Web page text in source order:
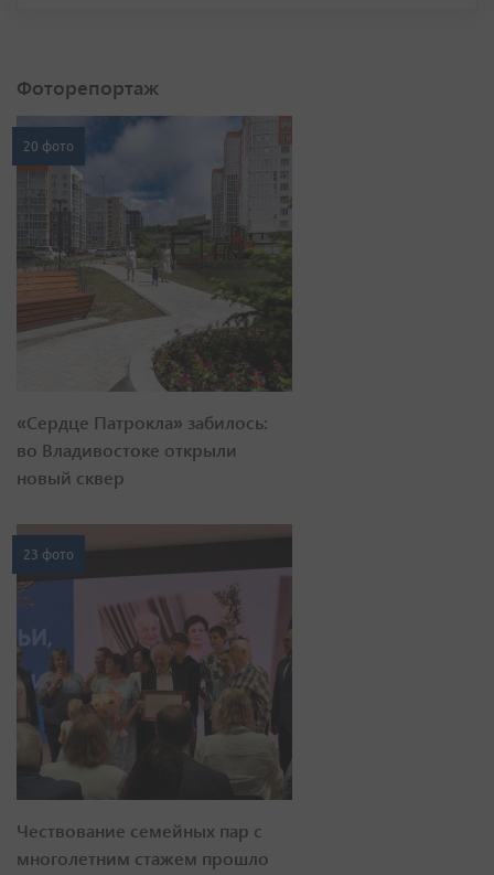
Фоторепортаж
20 фото
«Сердце Патрокла» забилось:
во Владивостоке открыли
новый сквер
23 фото
Чествование семейных пар с
многолетним стажем прошло